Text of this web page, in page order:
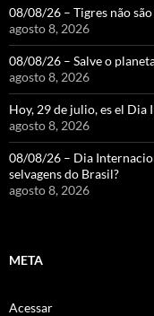
08/08/26 – Tigres não
agosto 8, 2026
08/08/26 – Salve o
agosto 8, 2026
Hoy, 29 de julio, es el
agosto 8, 2026
08/08/26 – Dia
selvagens do Brasil?
agosto 8, 2026
META
Acessar